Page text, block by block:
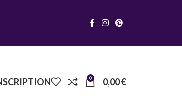
0 0,00€